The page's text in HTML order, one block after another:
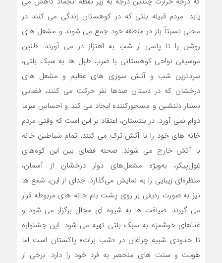
یابد. مردم قبیله بلتی که در کوهستان زندگی می کنند در
محلی نسبتاً باز در منطقه خود جمع می شوند و مشعل های
روشن را تا پاسی از شب به اهتزاز در می آورند. طنین
موسیقی نواحی کوهستانی با ضرب طبل ها به سبک بلتی،
سردترین شب و آتش سوزی های عظیم و مشعل های
درخشان که در دستان صدها نفر حرکت می کنند، فضایی
بسیار دلنشین و مسحورکننده ایجاد می کند و احساس سرما
دوام نمی آورد. در بلتستان، اعتقاد بر این است که وقتی مردم
خانه های خود را با آتش ترک می کنند، تمام شیاطین خانه
با آتش خارج می شوند. صحنه فضای بین این کوه‌های
غول‌پیکر، به‌ویژه مشعل‌های دوار درخشان از آسمان،
منظره‌ای زیبایی را به نمایش می‌گذارد. جدای از این، شمع ها
نیز به صورت ردیفی بر روی پشت بام خانه های مربوطه قرار
می گیرند. ضیافت ها به شیوه ای مجلل برگزار می شود و
غذاهای خوشمزه به سبک بلتی تهیه می شود. این جشنواره
تا حدودی شبیه چراغان در «شب برات» پاکستان است اما
هویت و سنت های منحصر به فرد خود را دارد. برخی از